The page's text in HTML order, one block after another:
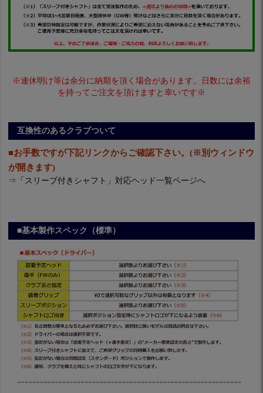
※連休明け等は余分に納期を頂く場合があります。日数には余裕
を持ってご注文を頂けますと幸いです※
互換性のあるクラブついて
■お手数ですが下記リンクからご確認下さい。(※別ウィンドウ
が開きます)
⇒ 「スリーブ付きシャフト」対応ヘッド一覧ページへ
■基本製作スペック（標準）